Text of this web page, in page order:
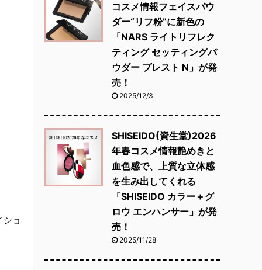
ョ
コスメ情報フェイスパウ
ダー“リフ粉”に新色の
「NARS ライトリフレク
ティング セッティングパ
ウダー プレスト N」が発
売！
2025/12/3
SHISEIDO(資生堂)2026
年春コスメ情報艶めきと
血色感で、上質な立体感
を生み出してくれる
「SHISEIDO カラー＋グ
ロウ エンハンサー」が発
売！
2025/11/28